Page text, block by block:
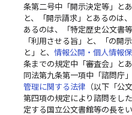
条第二号中「開示決定等」と
と、「開示請求」とあるのは
あるのは、「特定歴史公文書
「利用させる旨」と、「の開
と」と、情報公開・個人情報
条までの規定中「審査会」と
同法第九条第一項中「諮問庁
管理に関する法律 （以下「公
第四項の規定により諮問をし
定する国立公文書館等の長を